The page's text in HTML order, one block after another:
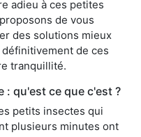
adieu à ces petites
de vous
des solutions mieux
de ces
tranquillité.
: qu'est ce que c'est ?
petits insectes qui
plusieurs minutes ont